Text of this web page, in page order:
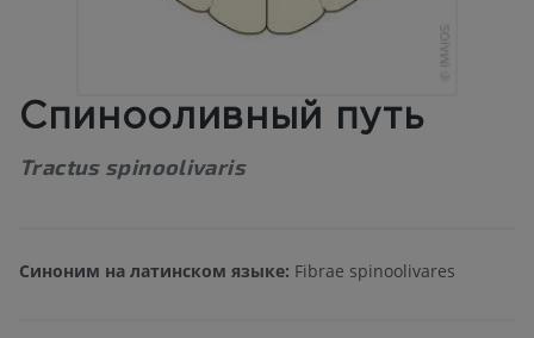
Спинооливный путь
Tractus spinoolivaris
Синоним на латинском языке: Fibrae spinoolivares